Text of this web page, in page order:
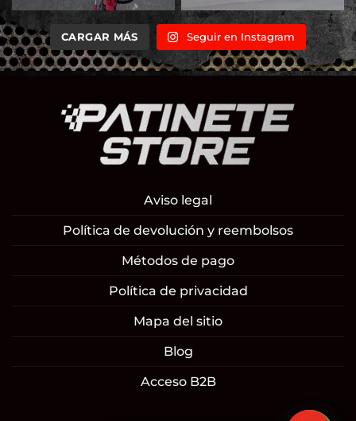
CARGAR MÁS Seguir en Instagram
Aviso legal
Política de devolución y reembolsos
Métodos de pago
Política de privacidad
Mapa del sitio
Blog
Acceso B2B